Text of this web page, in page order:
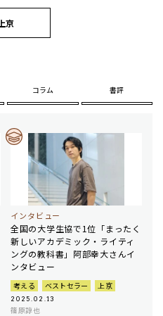
上京
コラム 書評
インタビュー
全国の大学生協で1位「まったく
新しいアカデミック・ライティ
ングの教科書」阿部幸大さんイ
ンタビュー
考える ベストセラー 上京
2025.02.13
篠原諄也